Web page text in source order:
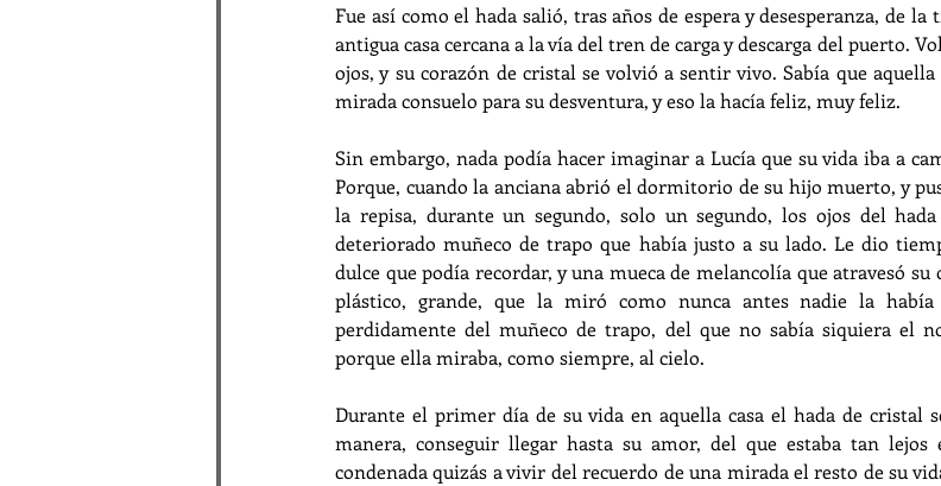
Fue así como el hada salió, tras años de espera y desesperanza, de
antigua casa cercana a la vía del tren de carga y descarga del puerto.
ojos, y su corazón de cristal se volvió a sentir vivo. Sabía que
mirada consuelo para su desventura, y eso la hacía feliz, muy feliz.
Sin embargo, nada podía hacer imaginar a Lucía que su vida iba a
Porque, cuando la anciana abrió el dormitorio de su hijo muerto, y
la repisa, durante un segundo, solo un segundo, los ojos del
deteriorado muñeco de trapo que había justo a su lado. Le dio
dulce que podía recordar, y una mueca de melancolía que atravesó
plástico, grande, que la miró como nunca antes nadie la
perdidamente del muñeco de trapo, del que no sabía siquiera el
porque ella miraba, como siempre, al cielo.
Durante el primer día de su vida en aquella casa el hada de cristal
manera, conseguir llegar hasta su amor, del que estaba tan lejos
condenada quizás a vivir del recuerdo de una mirada el resto de su